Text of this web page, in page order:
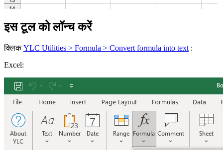
इस टूल को लॉन्च करें
क्लिकYLC Utilities > Formula > Convert formula into text :
Excel: